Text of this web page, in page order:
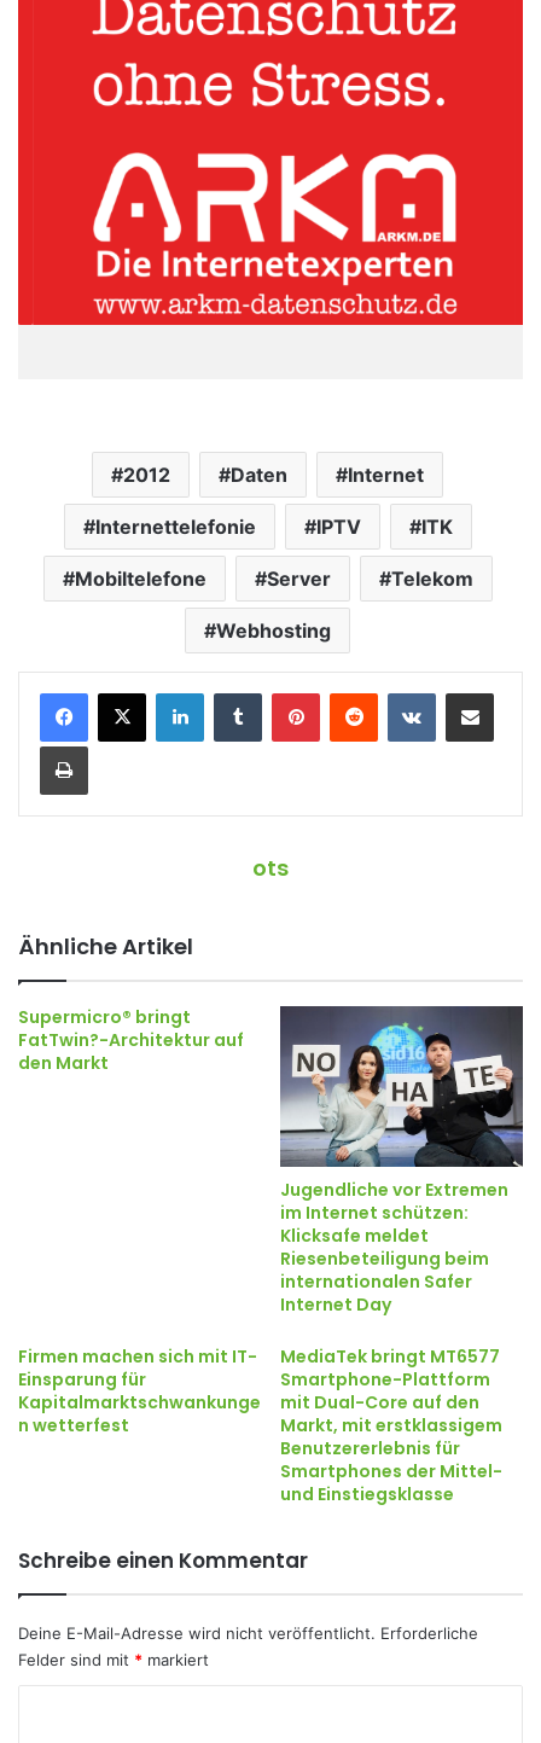
2012 Daten Internet
Internettelefonie IPTV ITK
Mobiltelefone Server Telekom
Webhosting
ots
Ähnliche Artikel
Supermicro® bringt
FatTwin?-Architektur auf
den Markt
Jugendliche vor Extremen
im Internet schützen:
Klicksafe meldet
Riesenbeteiligung beim
internationalen Safer
Internet Day
Firmen machen sich mit IT-
Einsparung für
Kapitalmarktschwankunge
n wetterfest
MediaTek bringt MT6577
Smartphone-Plattform
mit Dual-Core auf den
Markt, mit erstklassigem
Benutzererlebnis für
Smartphones der Mittel-
und Einstiegsklasse
Schreibe einen Kommentar
Deine E-Mail-Adresse wird nicht veröffentlicht. Erforderliche
Felder sind mit * markiert